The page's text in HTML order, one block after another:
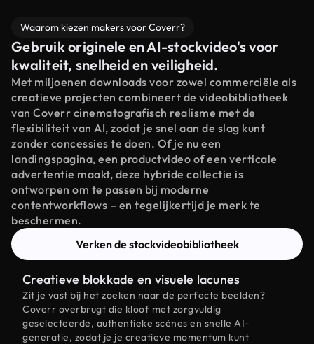
Waarom kiezen makers voor Coverr?
Gebruik originele en AI-stockvideo's voor
kwaliteit, snelheid en veiligheid.
Met miljoenen downloads voor zowel commerciële als
creatieve projecten combineert de videobibliotheek
van Coverr cinematografisch realisme met de
flexibiliteit van AI, zodat je snel aan de slag kunt
zonder concessies te doen. Of je nu een
landingspagina, een productvideo of een verticale
advertentie maakt, deze hybride collectie is
ontworpen om te passen bij moderne
contentworkflows – en tegelijkertijd je merk te
beschermen.
Verken de stockvideobibliotheek
Creatieve blokkade en visuele lacunes
Zit je vast bij het zoeken naar de perfecte beelden?
Coverr overbrugt die kloof met zorgvuldig
geselecteerde, authentieke scènes en snelle AI-
generatie, zodat je je creatieve momentum kunt